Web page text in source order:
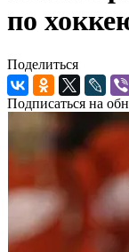
по
Поделиться
Подписаться на